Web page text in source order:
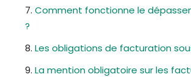
Comment fonctionne le
?
Les obligations de facturation
La mention obligatoire sur les